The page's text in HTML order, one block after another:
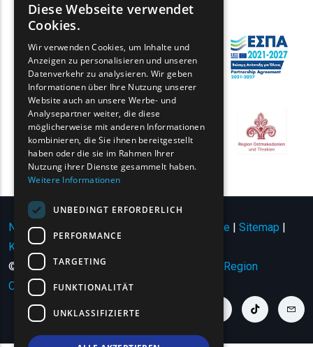
Nutzungsbedingungen | Datenschutzrichtlinie | Sitemap |
Kontakt
© Copyright 2024 - Alle Rechte vorbehalten Region
Ostmazedonien und Thrakien
youtube linkfacebook link linkedin linkinstagram link
tiktok link
ENGLISH
FRENCH
BULGARIAN
ROMANIAN
TURKISH
Diese Webseite verwendet
Cookies.
Wir verwenden Cookies, um Inhalte und
Anzeigen zu personalisieren und unseren
Datenverkehr zu analysieren. Wir geben
Informationen über Ihre Nutzung unserer
Website auch an unsere Werbe- und
Analysepartner weiter, die diese
möglicherweise mit anderen Informationen
kombinieren, die Sie ihnen bereitgestellt
haben oder die sie im Rahmen Ihrer
Nutzung ihrer Dienste gesammelt haben.
Weitere Informationen
UNBEDINGT ERFORDERLICH
PERFORMANCE
TARGETING
FUNKTIONALITÄT
UNKLASSIFIZIERTE